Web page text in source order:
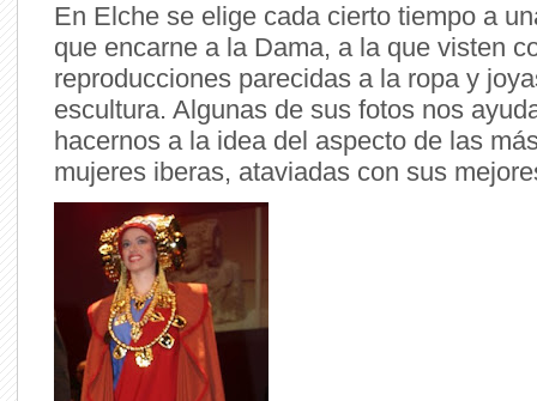
En Elche se elige cada cierto tiempo a
que encarne a la Dama, a la que visten
reproducciones parecidas a la ropa y
escultura. Algunas de sus fotos nos
hacernos a la idea del aspecto de las
mujeres iberas, ataviadas con sus